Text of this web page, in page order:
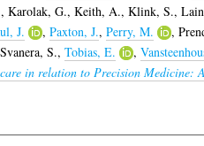
, Karolak, G., Keith, A., Klink, S.,
J. , Paxton, J., Perry, M. ,
Svanera, S., Tobias, E. ,
in relation to Precision Medicine: